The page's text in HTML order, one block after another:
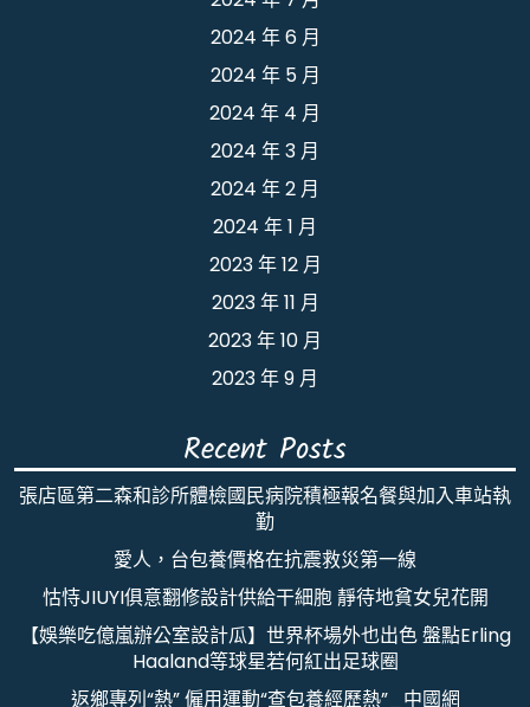
2024 年 6 月
2024 年 5 月
2024 年 4 月
2024 年 3 月
2024 年 2 月
2024 年 1 月
2023 年 12 月
2023 年 11 月
2023 年 10 月
2023 年 9 月
Recent Posts
張店區第二森和診所體檢國民病院積極報名餐與加入車站執
勤
愛人，台包養價格在抗震救災第一線
怙恃JIUYI俱意翻修設計供給干細胞 靜待地貧女兒花開
【娛樂吃億嵐辦公室設計瓜】世界杯場外也出色 盤點Erling
Haaland等球星若何紅出足球圈
返鄉專列“熱” 僱用運動“查包養經歷熱”_中國網